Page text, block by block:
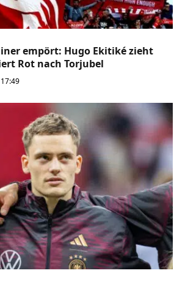
empört: Hugo Ekitiké zieht
Rot nach Torjubel